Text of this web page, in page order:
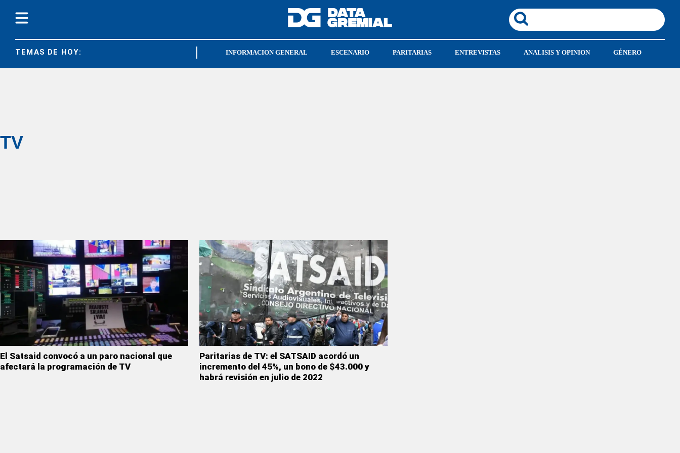
TEMAS DE HOY: JUBILACIONES LEY BASES CGT
INFORMACION GENERAL ESCENARIO PARITARIAS ENTREVISTAS ANALISIS Y OPINION GÉNERO
TV
El Satsaid convocó a un paro nacional que
afectará la programación de TV
Paritarias de TV: el SATSAID acordó un
incremento del 45%, un bono de $43.000 y
habrá revisión en julio de 2022